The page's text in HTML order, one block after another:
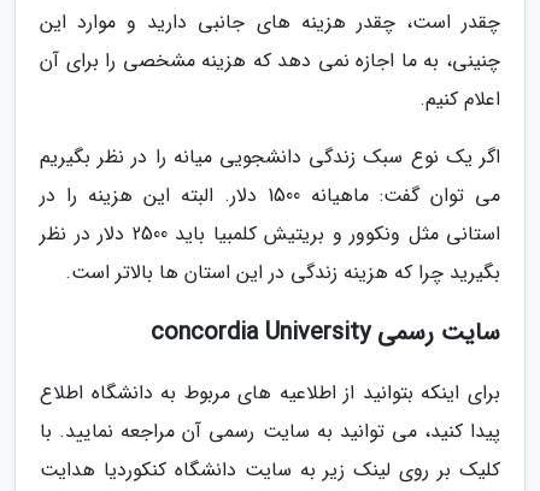
چقدر است، چقدر هزینه های جانبی دارید و موارد این
چنینی، به ما اجازه نمی دهد که هزینه مشخصی را برای آن
اعلام کنیم.
اگر یک نوع سبک زندگی دانشجویی میانه را در نظر بگیریم
می توان گفت: ماهیانه 1500 دلار. البته این هزینه را در
استانی مثل ونکوور و بریتیش کلمبیا باید 2500 دلار در نظر
بگیرید چرا که هزینه زندگی در این استان ها بالاتر است.
سایت رسمی concordia University
برای اینکه بتوانید از اطلاعیه های مربوط به دانشگاه اطلاع
پیدا کنید، می توانید به سایت رسمی آن مراجعه نمایید. با
کلیک بر روی لینک زیر به سایت دانشگاه کنکوردیا هدایت